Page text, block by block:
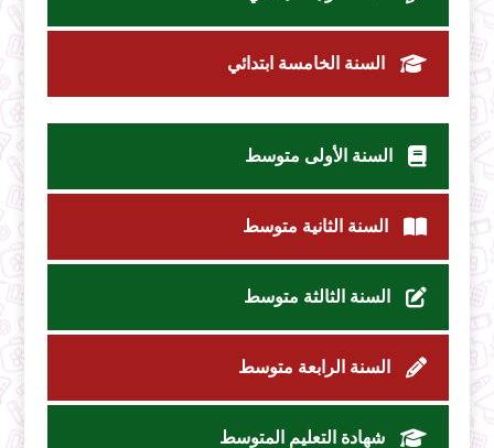
السنة الخامسة ابتدائي
السنة الأولى متوسط
السنة الثانية متوسط
السنة الثالثة متوسط
السنة الرابعة متوسط
شهادة التعليم المتوسط